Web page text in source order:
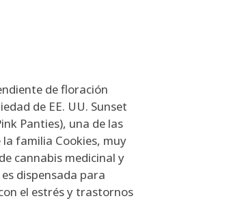
de floración
de EE. UU. Sunset
Panties), una de las
familia Cookies, muy
cannabis medicinal y
dispensada para
el estrés y trastornos